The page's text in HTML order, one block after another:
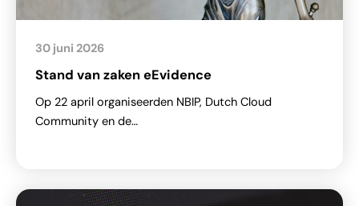
Stand van zaken eEvidence
30 juni 2026
Op 22 april organiseerden NBIP, Dutch Cloud
Community en de…